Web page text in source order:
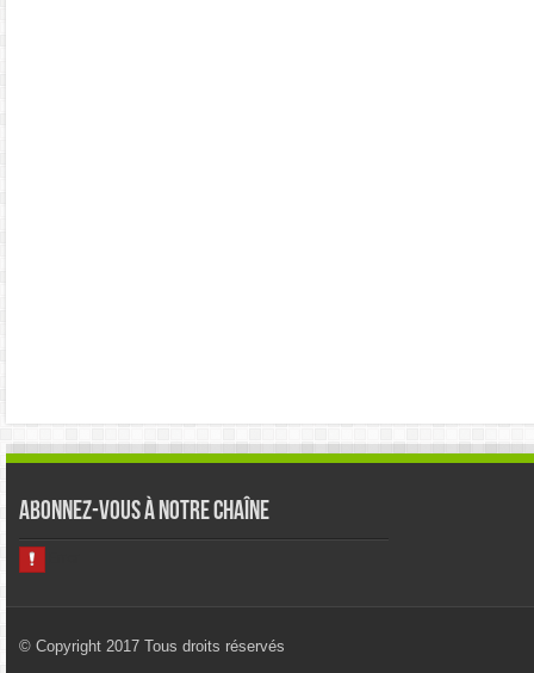
Abonnez-vous à notre chaîne
© Copyright 2017 Tous droits réservés